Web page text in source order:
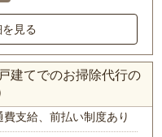
見る
建てでのお掃除代行の
費支給、前払い制度あり